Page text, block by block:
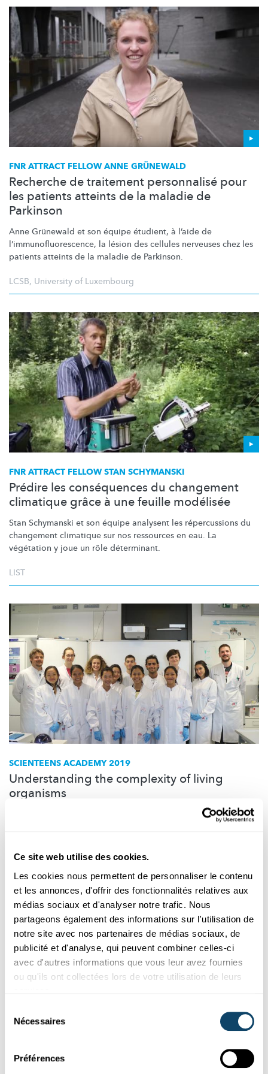
Ce site web utilise des cookies.
Les cookies nous permettent de personnaliser le contenu
et les annonces, d'offrir des fonctionnalités relatives aux
médias sociaux et d'analyser notre trafic. Nous
partageons également des informations sur l'utilisation de
notre site avec nos partenaires de médias sociaux, de
publicité et d'analyse, qui peuvent combiner celles-ci
avec d'autres informations que vous leur avez fournies
ou qu'ils ont collectées lors de votre utilisation de leurs
Nécessaires
Préférences
FNR ATTRACT FELLOW ANNE GRÜNEWALD
Recherche de traitement personnalisé pour
les patients atteints de la maladie de
Parkinson
Anne Grünewald et son équipe étudient, à l’aide de
l’immunofluorescence, la lésion des cellules nerveuses chez les
patients atteints de la maladie de Parkinson.
LCSB, University of Luxembourg
FNR ATTRACT FELLOW STAN SCHYMANSKI
Prédire les conséquences du changement
climatique grâce à une feuille modélisée
Stan Schymanski et son équipe analysent les répercussions du
changement climatique sur nos ressources en eau. La
végétation y joue un rôle déterminant.
LIST
SCIENTEENS ACADEMY 2019
Understanding the complexity of living
organisms
Last week, the Scienteens Academy 2019 on Systems Biology
took place in Belval. There will be a second edition in
University of Luxembourg, LCSB,Scienteens Lab
BANDE DESSINÉE
À la frontière entre sciences biomédicales et